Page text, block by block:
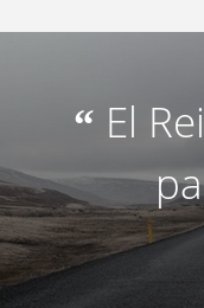
“ El